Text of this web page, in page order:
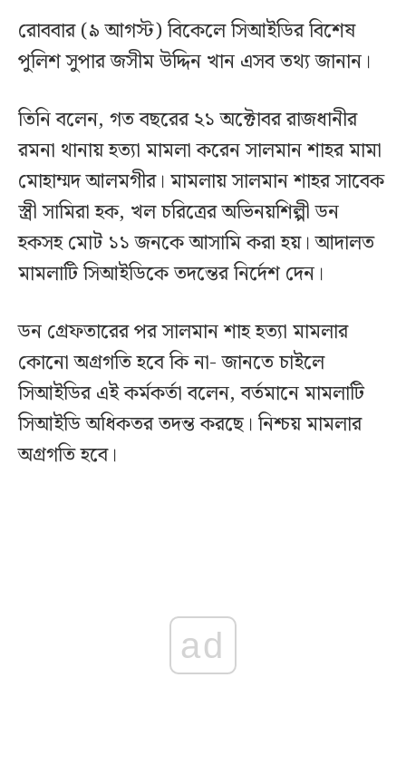
রোববার (৯ আগস্ট) বিকেলে সিআইডির বিশেষ
পুলিশ সুপার জসীম উদ্দিন খান এসব তথ্য জানান।
তিনি বলেন, গত বছরের ২১ অক্টোবর রাজধানীর
রমনা থানায় হত্যা মামলা করেন সালমান শাহর মামা
মোহাম্মদ আলমগীর। মামলায় সালমান শাহর সাবেক
স্ত্রী সামিরা হক, খল চরিত্রের অভিনয়শিল্পী ডন
হকসহ মোট ১১ জনকে আসামি করা হয়। আদালত
মামলাটি সিআইডিকে তদন্তের নির্দেশ দেন।
ডন গ্রেফতারের পর সালমান শাহ হত্যা মামলার
কোনো অগ্রগতি হবে কি না- জানতে চাইলে
সিআইডির এই কর্মকর্তা বলেন, বর্তমানে মামলাটি
সিআইডি অধিকতর তদন্ত করছে। নিশ্চয় মামলার
অগ্রগতি হবে।
ad